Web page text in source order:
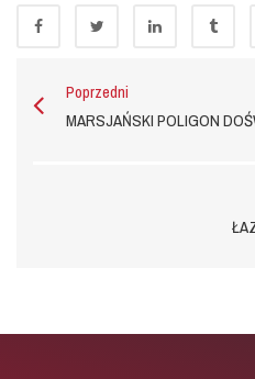
Poprzedni
MARSJAŃSKI POLIGON